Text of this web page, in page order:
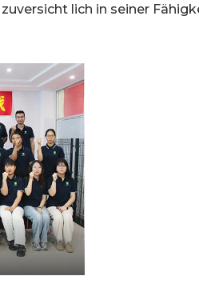
lich in seiner